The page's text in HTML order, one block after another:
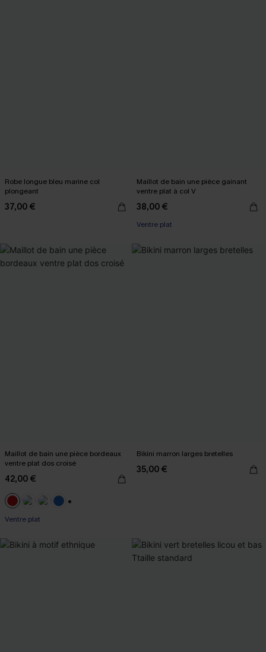
Robe longue bleu marine col
plongeant
37,00 €
Maillot de bain une pièce gainant
ventre plat à col V
38,00 €
Ventre plat
Maillot de bain une pièce bordeaux
ventre plat dos croisé
42,00 €
Ventre plat
Bikini marron larges bretelles
35,00 €